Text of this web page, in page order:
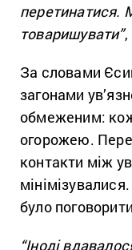
перетинатися.
товаришувати”,
За словами
загонами
обмеженим:
огорожею.
контакти між
було
“Іноді